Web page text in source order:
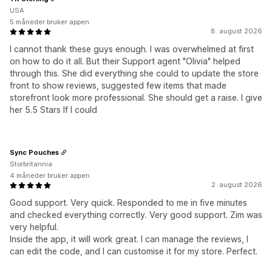
8. august 2026
I cannot thank these guys enough. I was overwhelmed at first
on how to do it all. But their Support agent "Olivia" helped
through this. She did everything she could to update the store
front to show reviews, suggested few items that made
storefront look more professional. She should get a raise. I give
her 5.5 Stars If I could
USA
5 måneder bruker appen
2. august 2026
Good support. Very quick. Responded to me in five minutes
and checked everything correctly. Very good support. Zim was
very helpful.
Inside the app, it will work great. I can manage the reviews, I
can edit the code, and I can customise it for my store. Perfect.
Sync Pouches
Storbritannia
4 måneder bruker appen